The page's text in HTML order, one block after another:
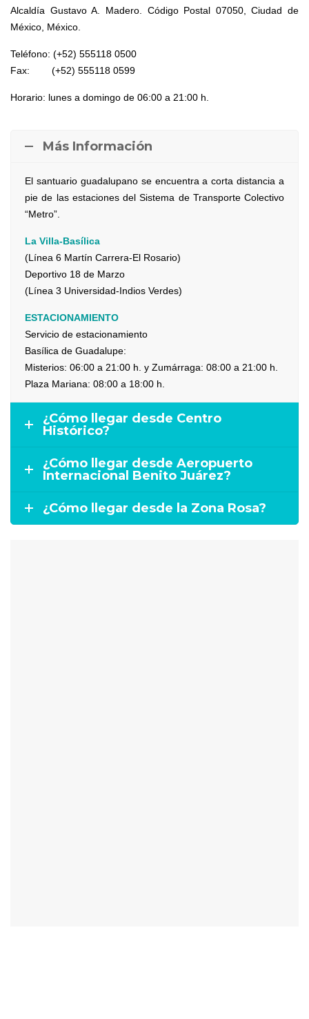
Alcaldía Gustavo A. Madero. Código Postal 07050, Ciudad de
México, México.
Teléfono: (+52) 555118 0500
Fax: (+52) 555118 0599
Horario: lunes a domingo de 06:00 a 21:00 h.
Más Información
El santuario guadalupano se encuentra a corta distancia a
pie de las estaciones del Sistema de Transporte Colectivo
“Metro”.
La Villa-Basílica
(Línea 6 Martín Carrera-El Rosario)
Deportivo 18 de Marzo
(Línea 3 Universidad-Indios Verdes)
ESTACIONAMIENTO
Servicio de estacionamiento
Basílica de Guadalupe:
Misterios: 06:00 a 21:00 h. y Zumárraga: 08:00 a 21:00 h.
Plaza Mariana: 08:00 a 18:00 h.
¿Cómo llegar desde Centro
Histórico?
¿Cómo llegar desde Aeropuerto
Internacional Benito Juárez?
¿Cómo llegar desde la Zona Rosa?